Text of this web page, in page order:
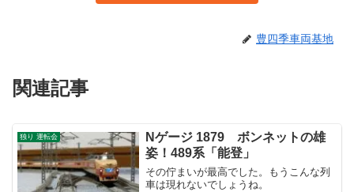
豊四季車両基地
関連記事
独り 運転会
Nゲージ 1879 ボンネットの雄
姿！489系「能登」
その佇まいが最高でした。もうこんな列
車は現れないでしょうね。